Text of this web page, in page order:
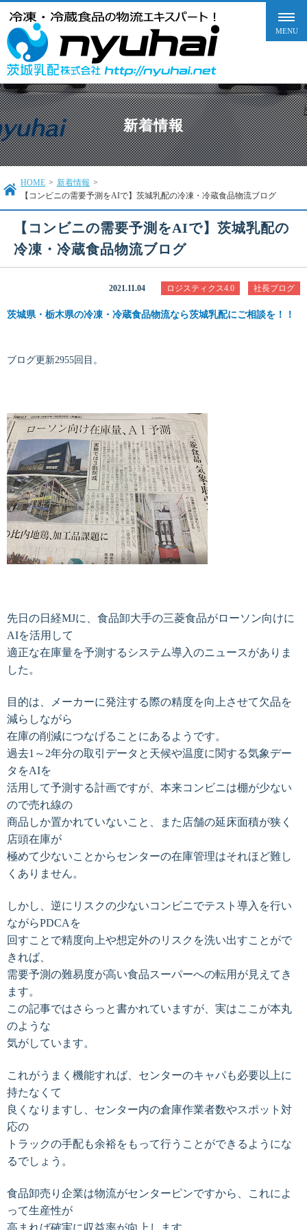
新着情報
HOME > 新着情報 >
【コンビニの需要予測をAIで】茨城乳配の冷凍・冷蔵食品物流ブログ
【コンビニの需要予測をAIで】茨城乳配の
冷凍・冷蔵食品物流ブログ
2021.11.04 ロジスティクス4.0 社長ブログ
茨城県・栃木県の冷凍・冷蔵食品物流なら茨城乳配にご相談を！！
ブログ更新2955回目。
先日の日経MJに、食品卸大手の三菱食品がローソン向けに
AIを活用して
適正な在庫量を予測するシステム導入のニュースがありま
した。
目的は、メーカーに発注する際の精度を向上させて欠品を
減らしながら
在庫の削減につなげることにあるようです。
過去1～2年分の取引データと天候や温度に関する気象デー
タをAIを
活用して予測する計画ですが、本来コンビニは棚が少ない
ので売れ線の
商品しか置かれていないこと、また店舗の延床面積が狭く
店頭在庫が
極めて少ないことからセンターの在庫管理はそれほど難し
くありません。
しかし、逆にリスクの少ないコンビニでテスト導入を行い
ながらPDCAを
回すことで精度向上や想定外のリスクを洗い出すことがで
きれば、
需要予測の難易度が高い食品スーパーへの転用が見えてき
ます。
この記事ではさらっと書かれていますが、実はここが本丸
のような
気がしています。
これがうまく機能すれば、センターのキャパも必要以上に
持たなくて
良くなりますし、センター内の倉庫作業者数やスポット対
応の
トラックの手配も余裕をもって行うことができるようにな
るでしょう。
食品卸売り企業は物流がセンターピンですから、これによ
って生産性が